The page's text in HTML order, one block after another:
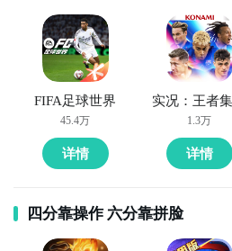
开始安装小小制作人安卓模
下载完小小制作人安卓模拟器
进行安装啦，双击安装辅助。
小小制作人助手，那么还需要
次，若杀毒软件阻止，请允许通
FIFA足球世界
45.4万
详情
实况：王者
1.3万
详情
四分靠操作 六分靠拼脸